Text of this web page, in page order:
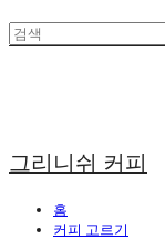
그리니쉬 커피
홈
커피 고르기